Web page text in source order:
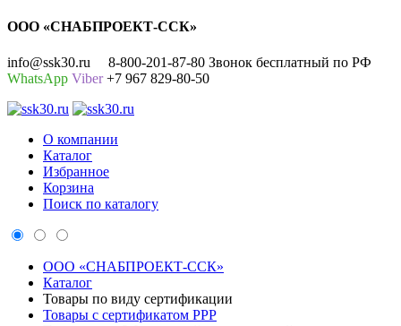
ООО «СНАБПРОЕКТ-ССК»
info@ssk30.ru
8-800-201-87-80 Звонок бесплатный по РФ
WhatsApp Viber+7 967 829-80-50
О компании
Каталог
Избранное
Корзина
Поиск по каталогу
ООО «СНАБПРОЕКТ-ССК»
Каталог
Товары по виду сертификации
Товары с сертификатом РРР